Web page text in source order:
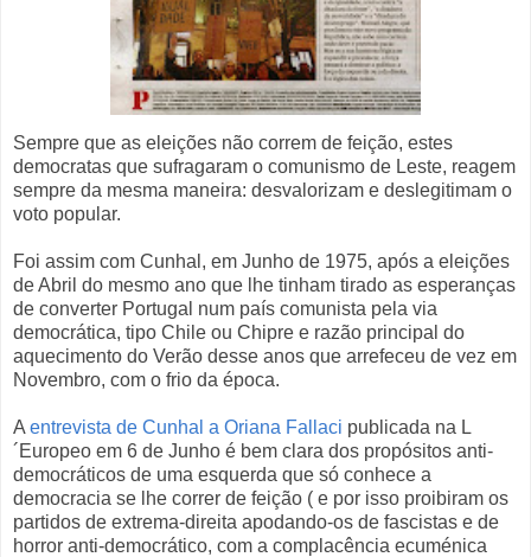
Sempre que as eleições não correm de feição, estes
democratas que sufragaram o comunismo de Leste, reagem
sempre da mesma maneira: desvalorizam e deslegitimam o
voto popular.
Foi assim com Cunhal, em Junho de 1975, após a eleições
de Abril do mesmo ano que lhe tinham tirado as esperanças
de converter Portugal num país comunista pela via
democrática, tipo Chile ou Chipre e razão principal do
aquecimento do Verão desse anos que arrefeceu de vez em
Novembro, com o frio da época.
A entrevista de Cunhal a Oriana Fallaci publicada na L
´Europeo em 6 de Junho é bem clara dos propósitos anti-
democráticos de uma esquerda que só conhece a
democracia se lhe correr de feição ( e por isso proibiram os
partidos de extrema-direita apodando-os de fascistas e de
horror anti-democrático, com a complacência ecuménica